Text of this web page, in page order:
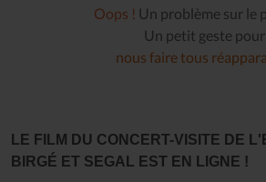
Oops ! Un problème sur le
Un petit geste pour
nous faire tous
LE FILM DU CONCERT-VISITE DE
BIRGÉ ET SEGAL EST EN LIGNE !